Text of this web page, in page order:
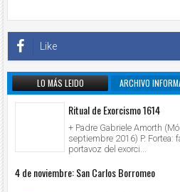
Like
LO MÁS LEIDO ARCHIVO
Ritual de Exorcismo 1614
+ Padre Gabriele Amorth
septiembre 2016) P. Fortea:
portavoz del exorci...
4 de noviembre: San Carlos Borromeo